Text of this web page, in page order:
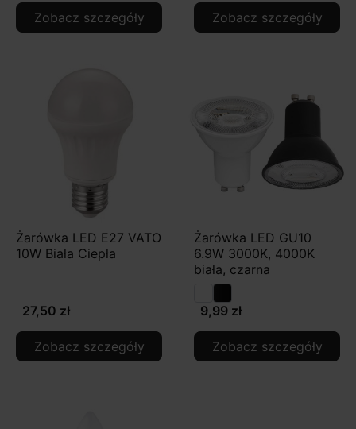
Zobacz szczegóły Zobacz szczegóły
Żarówka LED E27 VATO
10W Biała Ciepła
27,50 zł
Zobacz szczegóły
Żarówka LED GU10
6.9W 3000K, 4000K
biała, czarna
9,99 zł
Zobacz szczegóły